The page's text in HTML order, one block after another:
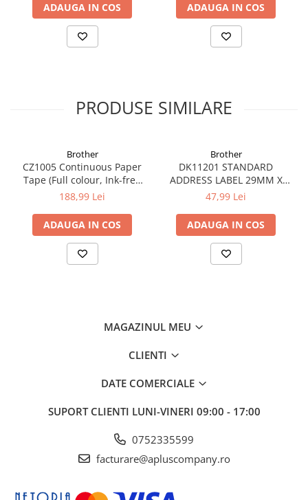
ADAUGA IN COS ADAUGA IN COS
PRODUSE SIMILARE
Brother
CZ1005 Continuous Paper
Tape (Full colour, Ink-free
50mm), 5m lungime; pt. VC-
188,99 Lei
ADAUGA IN COS
Brother
DK11201 STANDARD
ADDRESS LABEL 29MM X
90MM X 400
47,99 Lei
ADAUGA IN COS
MAGAZINUL MEU
CLIENTI
DATE COMERCIALE
SUPORT CLIENTI LUNI-VINERI 09:00 - 17:00
0752335599
facturare@apluscompany.ro